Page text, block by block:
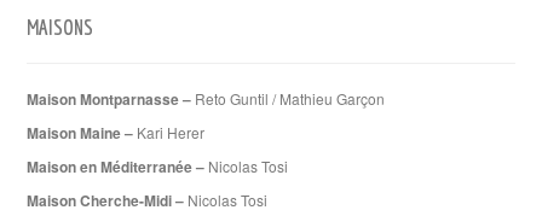
MAISONS
Maison Montparnasse – Reto Guntil / Mathieu Garçon
Maison Maine – Kari Herer
Maison en Méditerranée – Nicolas Tosi
Maison Cherche-Midi – Nicolas Tosi